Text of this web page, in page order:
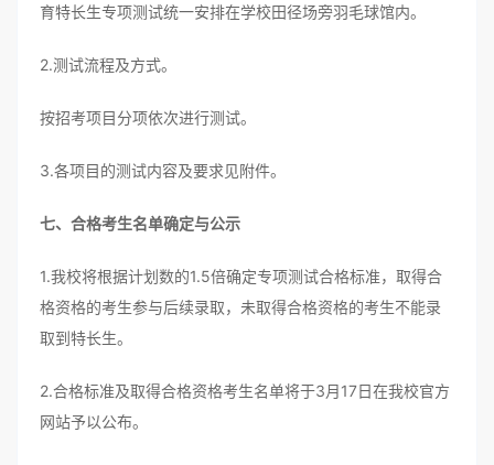
育特长生专项测试统一安排在学校田径场旁羽毛球馆内。
2.测试流程及方式。
按招考项目分项依次进行测试。
3.各项目的测试内容及要求见附件。
七、合格考生名单确定与公示
1.我校将根据计划数的1.5倍确定专项测试合格标准，取得合
格资格的考生参与后续录取，未取得合格资格的考生不能录
取到特长生。
2.合格标准及取得合格资格考生名单将于3月17日在我校官方
网站予以公布。